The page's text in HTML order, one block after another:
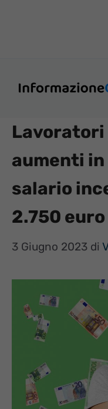
aumenti
salario
2.750 euro
3 Giugno 2023 di